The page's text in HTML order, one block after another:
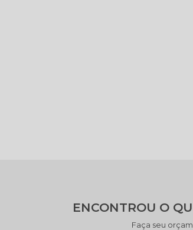
ENCONTROU O
Faça seu